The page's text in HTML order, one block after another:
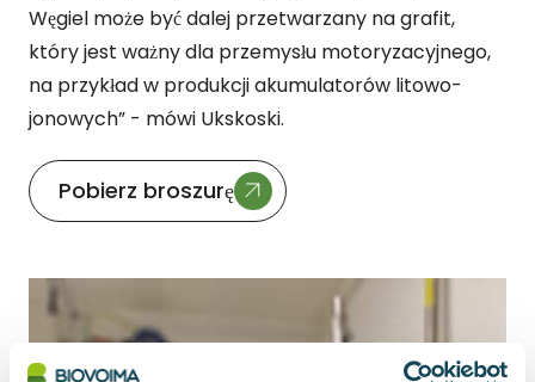
Węgiel może być dalej przetwarzany na grafit,
który jest ważny dla przemysłu motoryzacyjnego,
na przykład w produkcji akumulatorów litowo-
jonowych” - mówi Ukskoski.
Pobierz broszurę